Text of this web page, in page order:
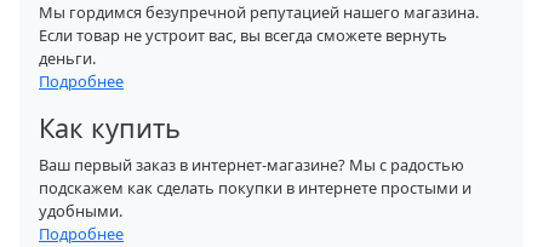
Мы гордимся безупречной репутацией нашего магазина.
Если товар не устроит вас, вы всегда сможете вернуть
деньги.
Подробнее
Как купить
Ваш первый заказ в интернет-магазине? Мы с радостью
подскажем как сделать покупки в интернете простыми и
удобными.
Подробнее